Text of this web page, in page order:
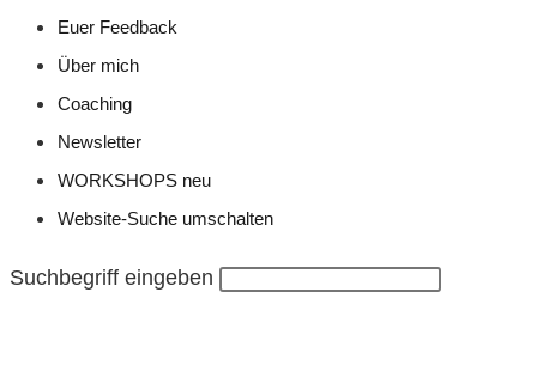
Euer Feedback
Über mich
Coaching
Newsletter
WORKSHOPS neu
Website-Suche umschalten
Suchbegriff eingeben